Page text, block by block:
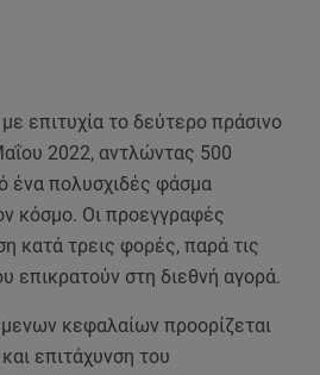
επιτυχία το δεύτερο πράσινο
2022, αντλώντας 500
ένα πολυσχιδές φάσμα
κόσμο. Οι προεγγραφές
κατά τρεις φορές, παρά τις
επικρατούν στη διεθνή αγορά.
κεφαλαίων προορίζεται
επιτάχυνση του